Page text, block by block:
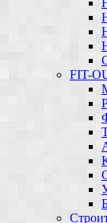
FIT-